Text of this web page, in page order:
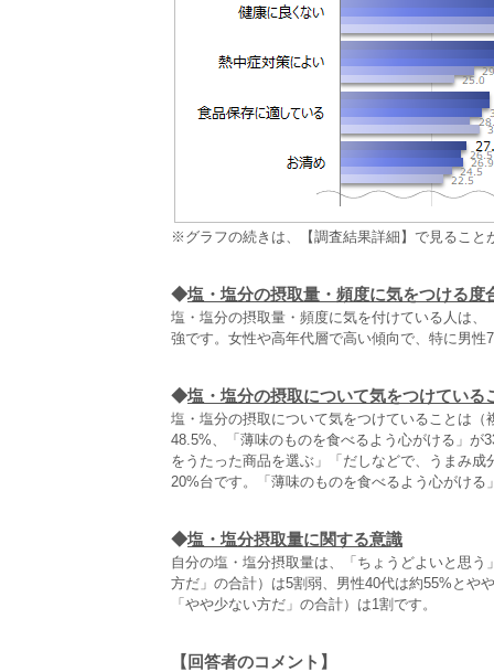
※グラフの続きは、【調査結果詳細】で見ること
◆塩・塩分の摂取量・頻度に気をつける度
塩・塩分の摂取量・頻度に気を付けている人は
強です。女性や高年代層で高い傾向で、特に男
◆塩・塩分の摂取について気をつけている
塩・塩分の摂取について気をつけていることは
48.5%、「薄味のものを食べるよう心がける」
をうたった商品を選ぶ」「だしなどで、うまみ
20%台です。「薄味のものを食べるよう心がけ
◆塩・塩分摂取量に関する意識
自分の塩・塩分摂取量は、「ちょうどよいと思
方だ」の合計）は5割弱、男性40代は約55%とや
「やや少ない方だ」の合計）は1割です。
【回答者のコメント】